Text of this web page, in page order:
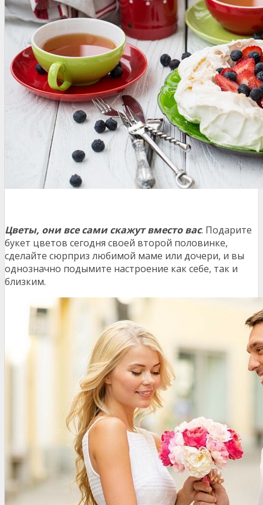
Цветы, они все сами скажут вместо вас. Подарите
букет цветов сегодня своей второй половинке,
сделайте сюрприз любимой маме или дочери, и вы
однозначно подымите настроение как себе, так и
близким.